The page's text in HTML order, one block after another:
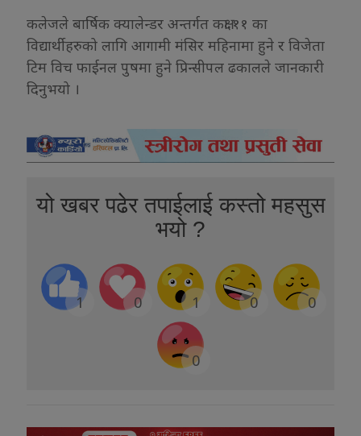
कलेजले बार्षिक क्यालेन्डर अन्तर्गत कक्षा ११ का
विद्यार्थीहरुको लागि आगामी मंसिर महिनामा हुने र विजेता
टिम विच फाईनल पुषमा हुने प्रिन्सीपल ढकालले जानकारी
दिनुभयो ।
यो खबर पढेर तपाईलाई कस्तो महसुस
भयो ?
1 0 1 0 0
0